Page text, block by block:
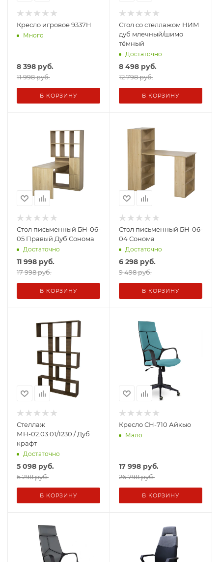
Кресло игровое 9337H
Много
8 398 руб.
11 998 руб.
В КОРЗИНУ
Стол со стеллажом НИМ
дуб млечный/шимо
тёмный
Достаточно
8 498 руб.
12 798 руб.
В КОРЗИНУ
Стол письменный БН-06-
05 Правый Дуб Сонома
Достаточно
11 998 руб.
17 998 руб.
В КОРЗИНУ
Стол письменный БН-06-
04 Сонома
Достаточно
6 298 руб.
9 498 руб.
В КОРЗИНУ
Стеллаж
МН-02.03.01/1230 / Дуб
крафт
Достаточно
5 098 руб.
6 298 руб.
В КОРЗИНУ
Кресло СН-710 Айкью
Мало
17 998 руб.
26 798 руб.
В КОРЗИНУ